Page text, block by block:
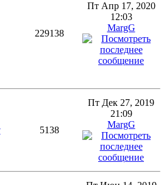
229138
Пт Апр 17, 2020
12:03
MargG
5138
Пт Дек 27, 2019
21:09
MargG